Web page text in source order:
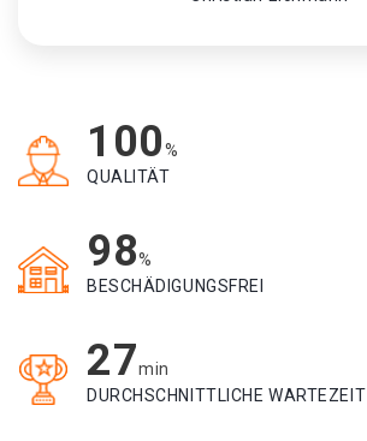
100%
QUALITÄT
98%
BESCHÄDIGUNGSFREI
27min
DURCHSCHNITTLICHE WARTEZEIT